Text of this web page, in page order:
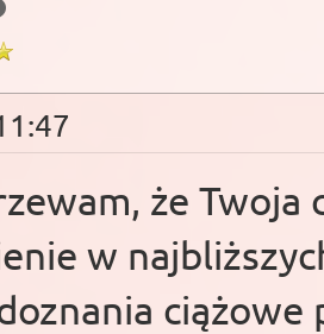
że Twoja
w
ciążowe